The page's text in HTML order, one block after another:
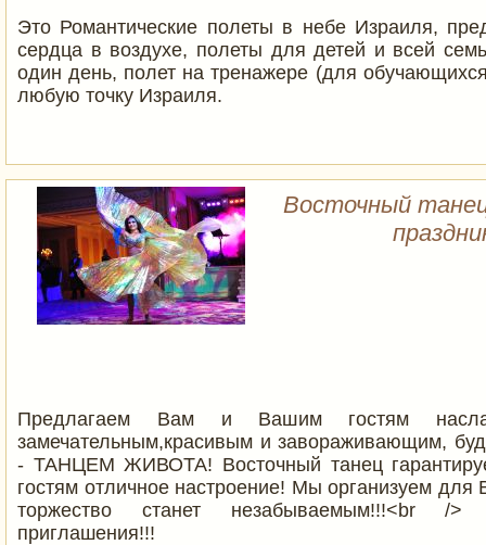
Это Романтические полеты в небе Израиля,
сердца в воздухе, полеты для детей и всей
один день, полет на тренажере (для
любую точку Израиля.
Восточный
Предлагаем Вам и Вашим гостям
замечательным,красивым и завораживающим,
- ТАНЦЕМ ЖИВОТА! Восточный танец
гостям отличное настроение! Мы организуем
торжество станет незабываемым!!!<br /
приглашения!!!